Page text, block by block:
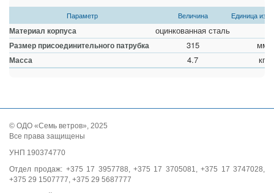
Параметр Величина Единица
Материал корпуса оцинкованная сталь
Размер присоединительного патрубка 315 мм
Масса 4.7 кг
© ОДО «Семь ветров», 2025
Все права защищены
УНП 190374770
Отдел продаж: +375 17 3957788, +375 17 3705081, +375 17 3747028,
+375 29 1507777, +375 29 5687777